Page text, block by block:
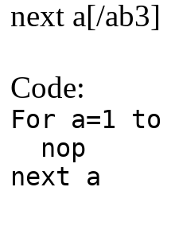
next a[/ab3]
Code:
For a=1 to
nop
next a